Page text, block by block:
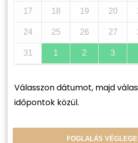
17 18 19 20
24 25 26 27
31 1 2 3
Válasszon dátumot, majd
időpontok közül.
FOGLALÁS